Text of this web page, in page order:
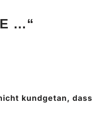
…“
kundgetan,